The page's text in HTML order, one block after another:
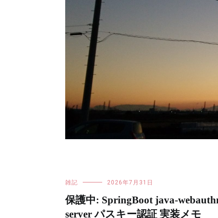
雑記 2026年7月31日
保護中: SpringBoot java-
server パスキー認証 実装メモ